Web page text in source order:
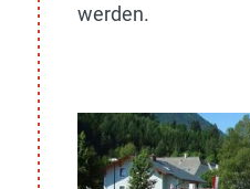
werden.